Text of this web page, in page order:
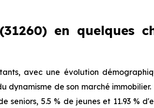
(31260) en
avec une évolution
de son marché
seniors, 5.5 % de jeunes et 11.93 %